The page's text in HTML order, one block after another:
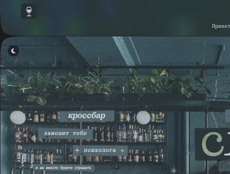
ОТКЛЮЧИТЬ СКРИПТЫ ▾
КАСТОМНЫЕ СКРИПТЫ ▾
СКРИПТЫ ФОРУМА
ССЫЛКИ В НАВИГАЦИИ ФОРУМА ▾